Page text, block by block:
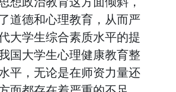
道德和心理教育，从而严
大学生综合素质水平的提
国大学生心理健康教育整
平，无论是在师资力量还